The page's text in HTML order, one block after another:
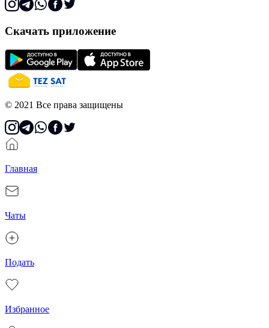
Скачать приложение
© 2021 Все права защищены
Главная
Чаты
Подать
Избранное